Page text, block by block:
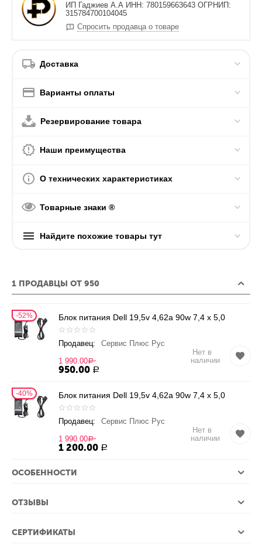
ИП Гаджиев А.А ИНН: 780159663643 ОГРНИП:
315784700104045
Спросить продавца о товаре
Доставка
Варианты оплаты
Резервирование товара
Наши преимущества
О технических характеристиках
Товарные знаки ®
Найдите похожие товары тут
1 ПРОДАВЦЫ ОТ 950
52% Блок питания Dell 19,5v 4,62a 90w 7,4 x 5,0
Продавец:
Сервис Плюс Рус
1 990.00Р
950.00 Р
Нет в
наличии
40% Блок питания Dell 19,5v 4,62a 90w 7,4 x 5,0
Продавец:
Сервис Плюс Рус
1 990.00Р
1 200.00 Р
Нет в
наличии
ОСОБЕННОСТИ
ОТЗЫВЫ
СЕРТИФИКАТЫ